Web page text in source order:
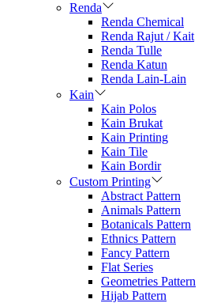
Renda
Renda Chemical
Renda Rajut / Kait
Renda Tulle
Renda Katun
Renda Lain-Lain
Kain
Kain Polos
Kain Brukat
Kain Printing
Kain Tile
Kain Bordir
Custom Printing
Abstract Pattern
Animals Pattern
Botanicals Pattern
Ethnics Pattern
Fancy Pattern
Flat Series
Geometries Pattern
Hijab Pattern